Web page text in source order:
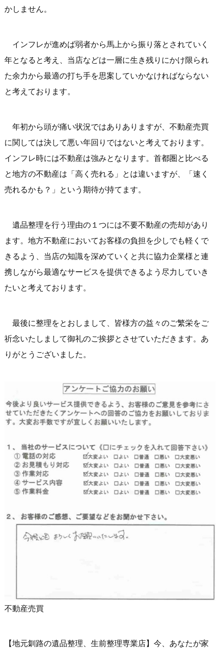
かしません。
インフレが進めば弱者から馬上から振り落とされていく
年となると考え、当店などは一層に生き残りにかけ限られ
た余力から最適の打ち手を思案していかなければならない
と考えております。
年初から頭が痛い状況ではありありますが、不動産売買
に関しては決して悪い年回りではないと考えております。
インフレ時には不動産は強みとなります。首都圏と比べる
と地方の不動産は「高く売れる」とは違いますが、「速く
売れるかも？」という期待が持てます。
遺品整理を行う理由の１つには不要不動産の売却があり
ます。地方不動産においてお客様の負担を少しでも軽くで
きるよう、当店の知識を深めていくと共に協力企業様と連
携しながら最適なサービスを提供できるよう尽力していき
たいと考えております。
最後に整理をとおしまして、皆様方の益々のご繁栄をご
祈念いたしまして御礼のご挨拶とさせていただきます。あ
りがとうございました。
不動産売買
【地元釧路の遺品整理、生前整理専業店】今、あなたが家